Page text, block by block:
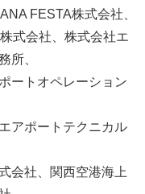
FESTA株式会社、
式会社、株式会社エ
所、
ートオペレーション
アポートテクニカル
会社、関西空港海上